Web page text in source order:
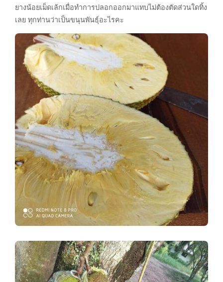
ยางน้อยเม็ดเล้กเมื่อทำการปลอกออกมาแทบไม่ต้องตัดส่วนใดทิ้ง
เลย ทุกท่านว่าเป็นขนุนพันธุ์อะไรคะ